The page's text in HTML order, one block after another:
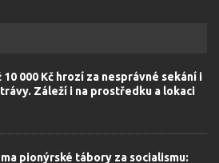
10 000 Kč hrozí za nesprávné sekání i
Záleží i na prostředku a lokaci
pionýrské tábory za socialismu: